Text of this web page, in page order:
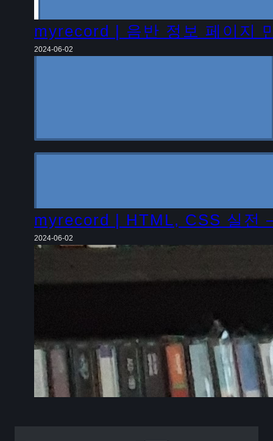
myrecord | 음반 정보 페이지
2024-06-02
myrecord | HTML, CSS 실전
2024-06-02